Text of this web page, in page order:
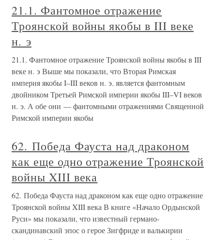
21.1. Фантомное отражение
Троянской войны якобы в III веке
н. э
21.1. Фантомное отражение Троянской войны якобы в III
веке н. э Выше мы показали, что Вторая Римская
империя якобы I–III веков н. э. является фантомным
двойником Третьей Римской империи якобы III–VI веков
н. э. А обе они — фантомными отражениями Священной
Римской империи якобы
62. Победа Фауста над драконом
как еще одно отражение Троянской
войны XIII века
62. Победа Фауста над драконом как еще одно отражение
Троянской войны XIII века В книге «Начало Ордынской
Руси» мы показали, что известный германо-
скандинавский эпос о герое Зигфриде и валькирии